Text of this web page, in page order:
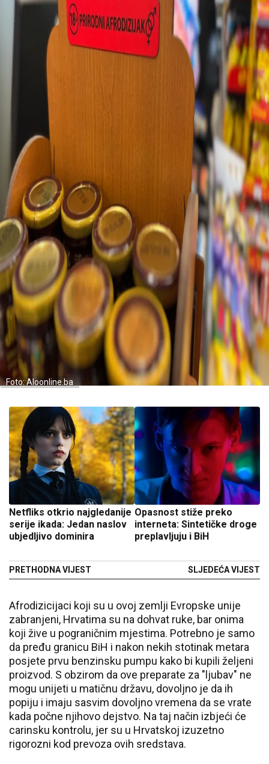
Foto: Aloonline.ba
Netfliks otkrio najgledanije
serije ikada: Jedan naslov
ubjedljivo dominira
PRETHODNA VIJEST
Opasnost stiže preko
interneta: Sintetičke droge
preplavljuju i BiH
SLJEDEĆA VIJEST
Afrodizicijaci koji su u ovoj zemlji Evropske unije
zabranjeni, Hrvatima su na dohvat ruke, bar onima
koji žive u pograničnim mjestima. Potrebno je samo
da pređu granicu BiH i nakon nekih stotinak metara
posjete prvu benzinsku pumpu kako bi kupili željeni
proizvod. S obzirom da ove preparate za "ljubav" ne
mogu unijeti u matičnu državu, dovoljno je da ih
popiju i imaju sasvim dovoljno vremena da se vrate
kada počne njihovo dejstvo. Na taj način izbjeći će
carinsku kontrolu, jer su u Hrvatskoj izuzetno
rigorozni kod prevoza ovih sredstava.